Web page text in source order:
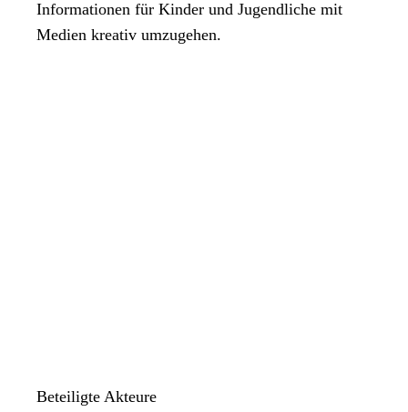
Informationen für Kinder und Jugendliche mit
Medien kreativ umzugehen.
Beteiligte Akteure